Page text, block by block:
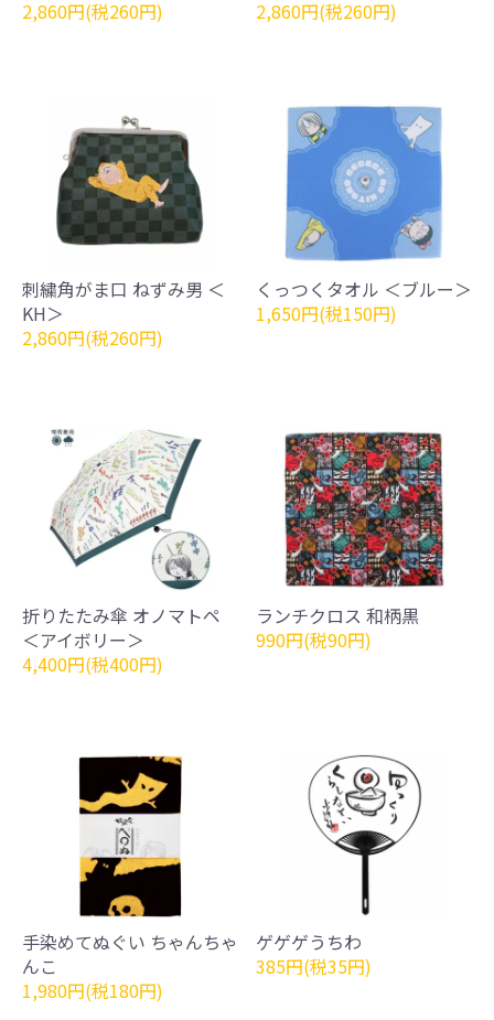
2,860円(税260円) 2,860円(税260円)
刺繍角がま口 ねずみ男 ＜
KH＞
2,860円(税260円)
くっつくタオル ＜ブルー＞
1,650円(税150円)
折りたたみ傘 オノマトペ
＜アイボリー＞
4,400円(税400円)
ランチクロス 和柄黒
990円(税90円)
手染めてぬぐい ちゃんちゃ
んこ
1,980円(税180円)
ゲゲゲうちわ
385円(税35円)